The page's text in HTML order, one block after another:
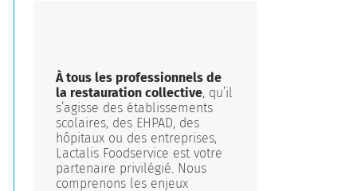
À tous les professionnels de
la restauration collective, qu’il
s’agisse des établissements
scolaires, des EHPAD, des
hôpitaux ou des entreprises,
Lactalis Foodservice est votre
partenaire privilégié. Nous
comprenons les enjeux